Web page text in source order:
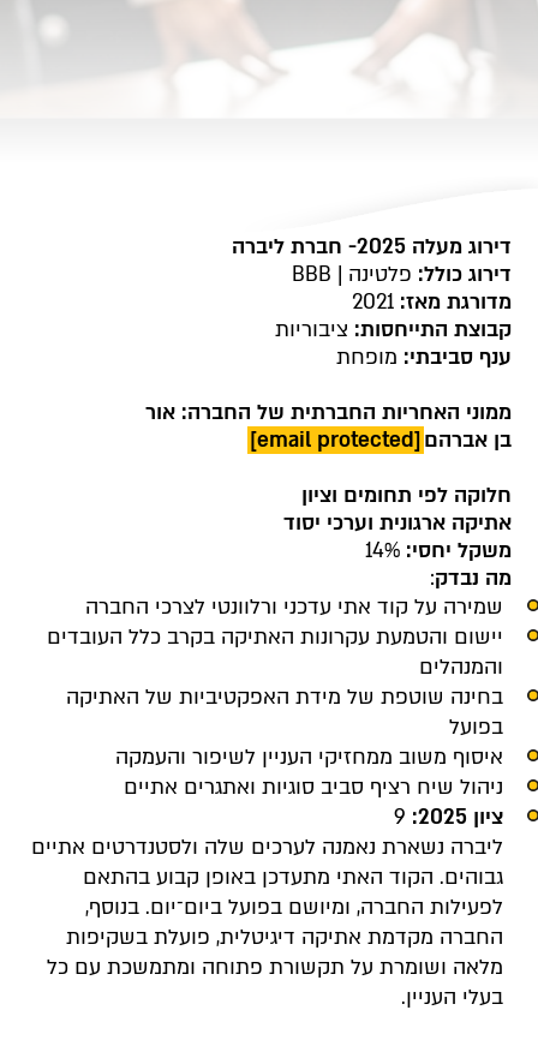
דירוג מעלה 2025- חברת ליברה
דירוג כולל: פלטינה | BBB
מדורגת מאז: 2021
קבוצת התייחסות: ציבוריות
ענף סביבתי: מופחת
ממוני האחריות החברתית של החברה: אור
בן אברהם[email protected]
חלוקה לפי תחומים וציון
אתיקה ארגונית וערכי יסוד
משקל יחסי: 14%
מה נבדק:
שמירה על קוד אתי עדכני ורלוונטי לצרכי החברה
יישום והטמעת עקרונות האתיקה בקרב כלל העובדים
והמנהלים
בחינה שוטפת של מידת האפקטיביות של האתיקה
בפועל
איסוף משוב ממחזיקי העניין לשיפור והעמקה
ניהול שיח רציף סביב סוגיות ואתגרים אתיים
ציון 2025:
ליברה נשארת נאמנה לערכים שלה ולסטנדרטים אתיים
גבוהים. הקוד האתי מתעדכן באופן קבוע בהתאם
לפעילות החברה, ומיושם בפועל ביום־יום. בנוסף,
החברה מקדמת אתיקה דיגיטלית, פועלת בשקיפות
מלאה ושומרת על תקשורת פתוחה ומתמשכת עם כל
בעלי העניין.